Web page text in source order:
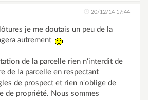
20/12/14 17:44
je me doutais un peu de la
autrement
de la parcelle rien n'interdit de
de la parcelle en respectant
de prospect et rien n'oblige de
de propriété. Nous sommes